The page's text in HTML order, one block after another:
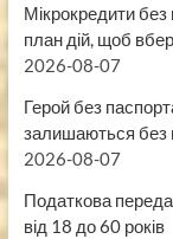
Мікрокредити без
план дій, щоб
2026-08-07
Герой без
залишаються без
2026-08-07
Податкова
від 18 до 60 років